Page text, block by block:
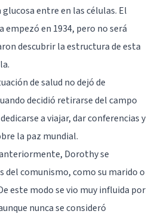
entre en las células. El
en 1934, pero no será
descubrir la estructura de esta
de salud no dejó de
decidió retirarse del campo
a viajar, dar conferencias y
la paz mundial.
Dorothy se
del comunismo, como su marido o
este modo se vio muy influida por
nunca se consideró